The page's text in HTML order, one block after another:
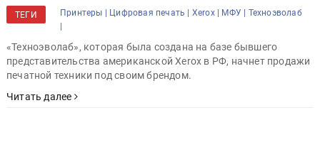
ТЕГИ Принтеры | Цифровая печать | Xerox | МФУ | Техноэволаб
|
«Техноэволаб», которая была создана на базе бывшего
представительства американской Xerox в РФ, начнет продажи
печатной техники под своим брендом.
Читать далее